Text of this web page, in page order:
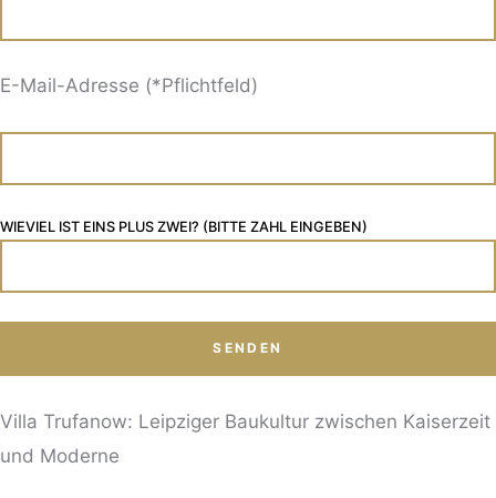
E-Mail-Adresse (*Pflichtfeld)
WIEVIEL IST EINS PLUS ZWEI? (BITTE ZAHL EINGEBEN)
Villa Trufanow: Leipziger Baukultur zwischen Kaiserzeit
und Moderne